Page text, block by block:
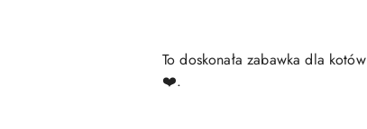
To doskonała zabawka dla
❤️.